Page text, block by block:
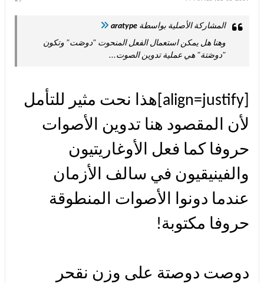
المشاركة الأصلية بواسطة aratype
وهنا هل يمكن استعمال الفعل المنحوت "دوصَت" وتكون
"دوصَتة" هي عملية تدوين الصوت...
[align=justify]هذا نحت مثير للتأمل
لأن المقصود هنا تدوين الأصوات
حروفا كما فعل الأوغاريتيون
والفينيقيون في سالف الأزمان
عندما دونوا الأصوات المنطوقة
حروفا مكتوبة!
دوصت دوصتة على وزن نقحر